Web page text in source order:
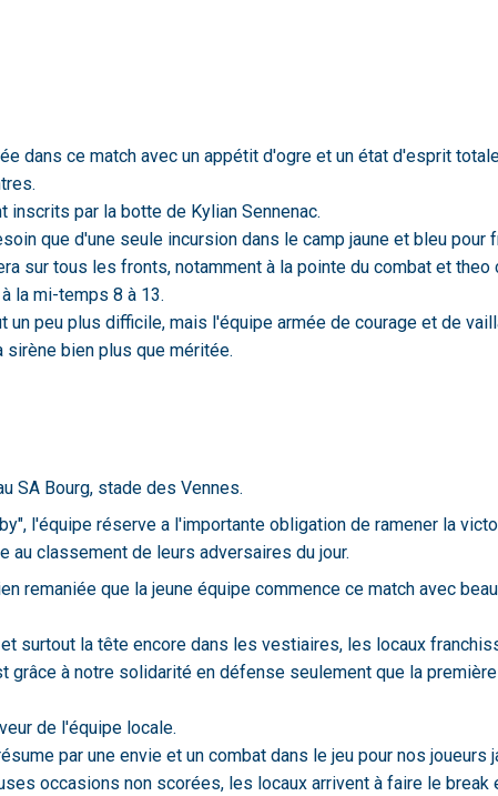
dans ce match avec un appétit d'ogre et un état d'esprit
par la botte de Kylian Sennenac.
que d'une seule incursion dans le camp jaune et bleu pour
sur tous les fronts, notamment à la pointe du combat et theo
la mi-temps 8 à 13.
un peu plus difficile, mais l'équipe armée de courage et de
sirène bien plus que méritée.
SA Bourg, stade des Vennes.
l'équipe réserve a l'importante obligation de ramener la
au classement de leurs adversaires du jour.
remaniée que la jeune équipe commence ce match avec
surtout la tête encore dans les vestiaires, les locaux
grâce à notre solidarité en défense seulement que la
de l'équipe locale.
par une envie et un combat dans le jeu pour nos joueurs
occasions non scorées, les locaux arrivent à faire le break